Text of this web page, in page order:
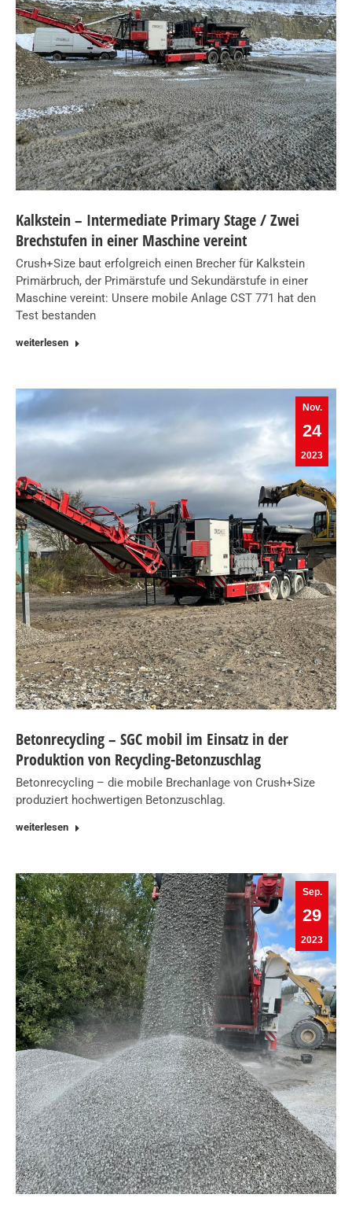
Kalkstein – Intermediate Primary Stage / Zwei
Brechstufen in einer Maschine vereint
Crush+Size baut erfolgreich einen Brecher für Kalkstein
Primärbruch, der Primärstufe und Sekundärstufe in einer
Maschine vereint: Unsere mobile Anlage CST 771 hat den
Test bestanden
weiterlesen
Nov.
24
2023
Betonrecycling – SGC mobil im Einsatz in der
Produktion von Recycling-Betonzuschlag
Betonrecycling – die mobile Brechanlage von Crush+Size
produziert hochwertigen Betonzuschlag.
weiterlesen
Sep.
29
2023